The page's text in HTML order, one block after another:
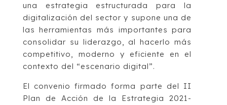
una estrategia estructurada para la
digitalización del sector y supone una de
las herramientas más importantes para
consolidar su liderazgo, al hacerlo más
competitivo, moderno y eficiente en el
contexto del “escenario digital”.
El convenio firmado forma parte del II
Plan de Acción de la Estrategia 2021-